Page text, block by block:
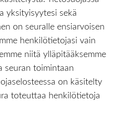
yksityisyytesi sekä
on seuralle ensiarvoisen
henkilötietojasi vain
niitä ylläpitääksemme
seuran toimintaan
on käsitelty
toteuttaa henkilötietoja